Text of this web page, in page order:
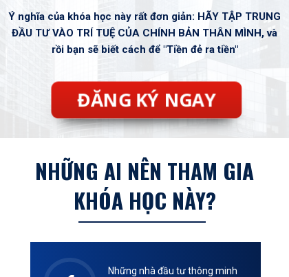
Ý nghĩa của khóa học này rất đơn giản: HÃY TẬP TRUNG
ĐẦU TƯ VÀO TRÍ TUỆ CỦA CHÍNH BẢN THÂN MÌNH , và
rồi bạn sẽ biết cách để "Tiền đẻ ra tiền"
ĐĂNG KÝ NGAY
Những nhà đầu tư thông minh
NHỮNG AI NÊN THAM GIA
KHÓA HỌC NÀY?